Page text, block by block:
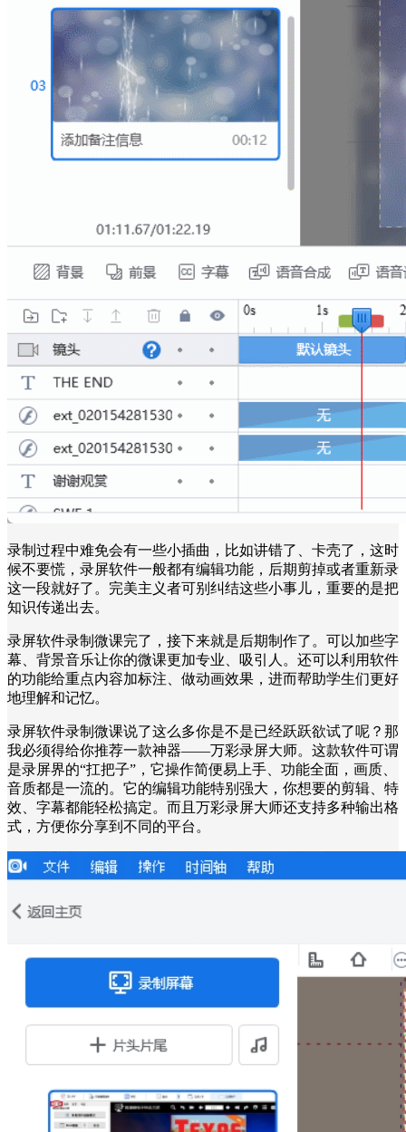
录制过程中难免会有一些小插曲，比如讲错了、卡壳了，这时
候不要慌，录屏软件一般都有编辑功能，后期剪掉或者重新录
这一段就好了。完美主义者可别纠结这些小事儿，重要的是把
知识传递出去。
录屏软件录制微课完了，接下来就是后期制作了。可以加些字
幕、背景音乐让你的微课更加专业、吸引人。还可以利用软件
的功能给重点内容加标注、做动画效果，进而帮助学生们更好
地理解和记忆。
录屏软件录制微课说了这么多你是不是已经跃跃欲试了呢？那
我必须得给你推荐一款神器——万彩录屏大师。这款软件可谓
是录屏界的“扛把子”，它操作简便易上手、功能全面，画质、
音质都是一流的。它的编辑功能特别强大，你想要的剪辑、特
效、字幕都能轻松搞定。而且万彩录屏大师还支持多种输出格
式，方便你分享到不同的平台。